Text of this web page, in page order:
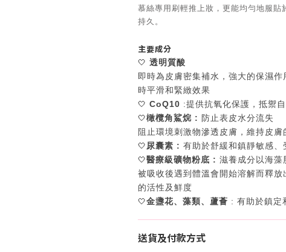
慕絲專用刷輕推上妝，更能均勻地服貼
持久。
主要成分
🤍 透明質酸
即時為皮膚密集補水，強大的保濕
時平滑和緊緻效果
🤍 CoQ10 :提供抗氧化保護，抵禦
🤍橄欖角鯊烷 : 防止表皮水分流失
阻止環境刺激物滲透皮膚，維持皮膚
🤍 尿囊素 : 有助於舒緩和鎮靜敏感、
🤍醫療級礦物粉底 : 滋養成分以海藻
被吸收後遇到體溫會開始溶解而釋放
的活性及鮮度
🤍金盞花、藻類、蘆薈 : 有助於鎮定
送貨及付款方式